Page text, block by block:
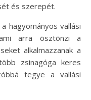
és szerepét.
hagyományos vallási
arra ösztönzi a
alkalmazzanak a
zsinagóga keres
tegye a vallási